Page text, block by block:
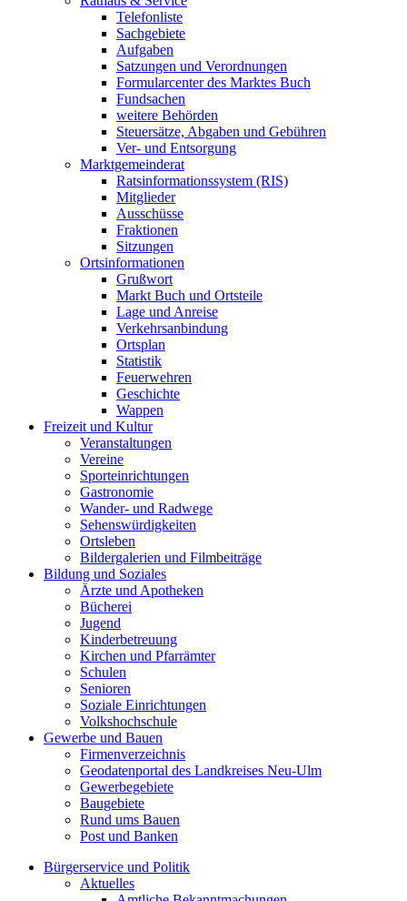
Telefonliste
Sachgebiete
Aufgaben
Satzungen und Verordnungen
Formularcenter des Marktes Buch
Fundsachen
weitere Behörden
Steuersätze, Abgaben und Gebühren
Ver- und Entsorgung
Marktgemeinderat
Ratsinformationssystem (RIS)
Mitglieder
Ausschüsse
Fraktionen
Sitzungen
Ortsinformationen
Grußwort
Markt Buch und Ortsteile
Lage und Anreise
Verkehrsanbindung
Ortsplan
Statistik
Feuerwehren
Geschichte
Wappen
Freizeit und Kultur
Veranstaltungen
Vereine
Sporteinrichtungen
Gastronomie
Wander- und Radwege
Sehenswürdigkeiten
Ortsleben
Bildergalerien und Filmbeiträge
Bildung und Soziales
Ärzte und Apotheken
Bücherei
Jugend
Kinderbetreuung
Kirchen und Pfarrämter
Schulen
Senioren
Soziale Einrichtungen
Volkshochschule
Gewerbe und Bauen
Firmenverzeichnis
Geodatenportal des Landkreises Neu-Ulm
Gewerbegebiete
Baugebiete
Rund ums Bauen
Post und Banken
Bürgerservice und Politik
Aktuelles